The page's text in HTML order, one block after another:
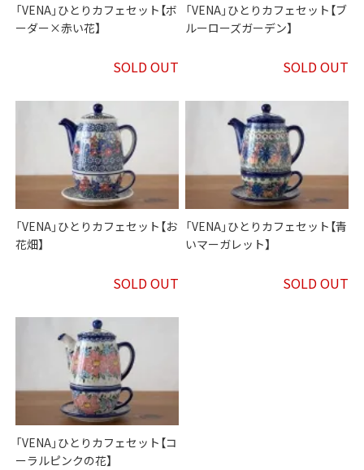
「VENA」ひとりカフェセット【ボ
ーダー×赤い花】
SOLD OUT
「VENA」ひとりカフェセット【ブ
ルーローズガーデン】
SOLD OUT
「VENA」ひとりカフェセット【お
花畑】
SOLD OUT
「VENA」ひとりカフェセット【青
いマーガレット】
SOLD OUT
「VENA」ひとりカフェセット【コ
ーラルピンクの花】